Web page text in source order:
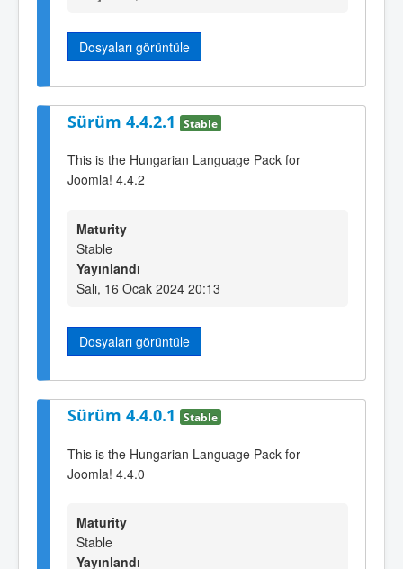
Dosyaları görüntüle
Sürüm 4.4.2.1 Stable
This is the Hungarian Language Pack for
Joomla! 4.4.2
Maturity
Stable
Yayınlandı
Salı, 16 Ocak 2024 20:13
Dosyaları görüntüle
Sürüm 4.4.0.1 Stable
This is the Hungarian Language Pack for
Joomla! 4.4.0
Maturity
Stable
Yayınlandı